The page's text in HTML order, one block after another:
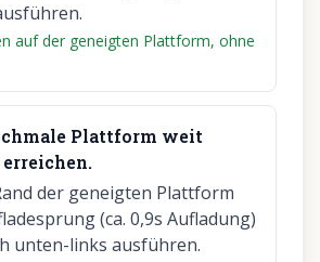
auf der geneigten Plattform, ohne
Plattform weit
der geneigten Plattform
(ca. 0,9s Aufladung)
unten-links ausführen.